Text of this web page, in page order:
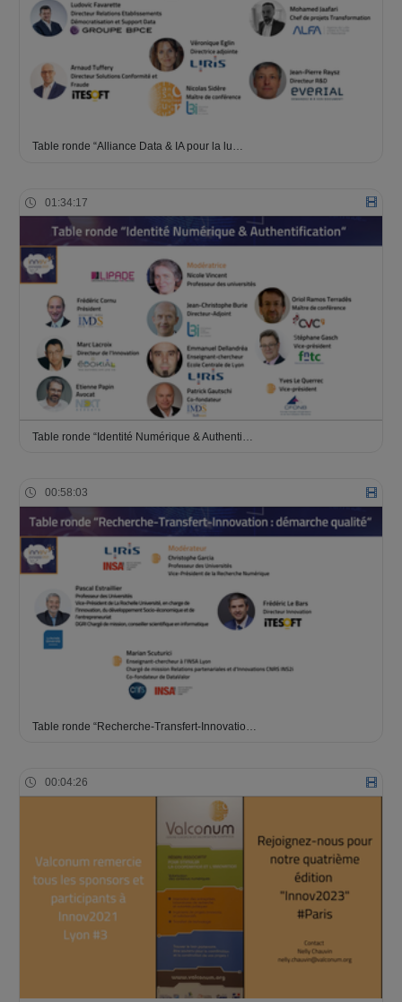
Table ronde “Alliance Data & IA pour la lu…
01:34:17
Table ronde “Identité Numérique & Authenti…
00:58:03
Table ronde “Recherche-Transfert-Innovatio…
00:04:26